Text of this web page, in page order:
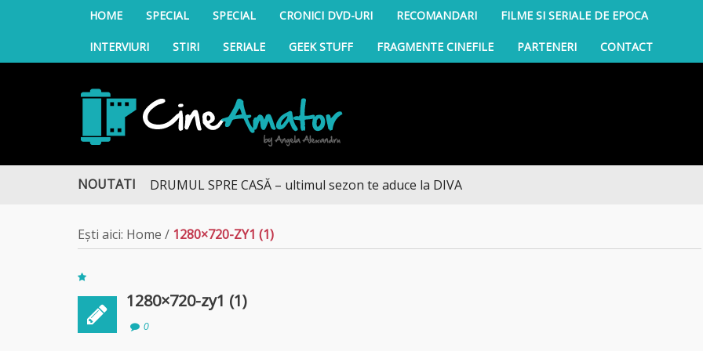
HOME SPECIAL SPECIAL CRONICI DVD-URI RECOMANDARI FILME SI SERIALE DE EPOCA
INTERVIURI STIRI SERIALE GEEK STUFF FRAGMENTE CINEFILE PARTENERI CONTACT
CineAmator
NOUTATIDRUMUL SPRE CASĂ – ultimul sezon te aduce la DIVA
Ești aici: Home / 1280×720-ZY1 (1)
1280×720-zy1 (1)
0